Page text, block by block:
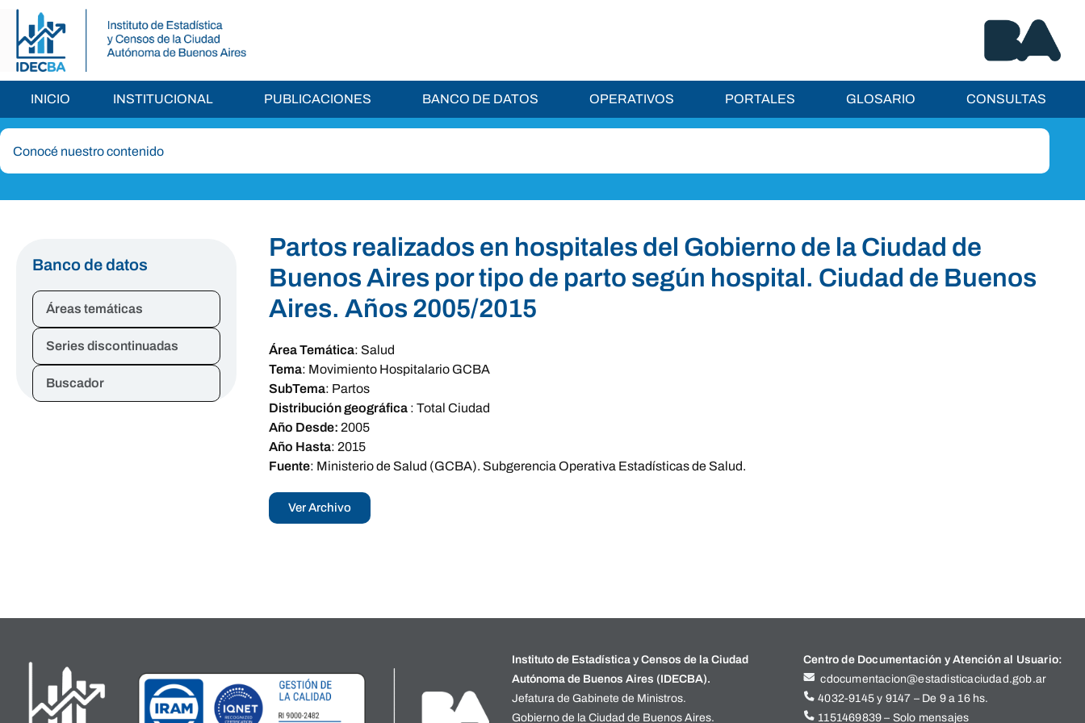
INICIO INSTITUCIONAL PUBLICACIONES BANCO DE DATOS OPERATIVOS PORTALES GLOSARIO CONSULTAS
Banco de datos
Áreas temáticas
Series discontinuadas
Buscador
Partos realizados en hospitales del Gobierno de la Ciudad de
Buenos Aires por tipo de parto según hospital. Ciudad de Buenos
Aires. Años 2005/2015
Área Temática: Salud
Tema: Movimiento Hospitalario GCBA
SubTema: Partos
Distribución geográfica : Total Ciudad
Año Desde: 2005
Año Hasta: 2015
Fuente: Ministerio de Salud (GCBA). Subgerencia Operativa Estadísticas de Salud.
Ver Archivo
Instituto de Estadística y Censos de la Ciudad
Autónoma de Buenos Aires (IDECBA).
Jefatura de Gabinete de Ministros.
Gobierno de la Ciudad de Buenos Aires.
Centro de Documentación y Atención al Usuario:
cdocumentacion@estadisticaciudad.gob.ar
4032-9145 y 9147 – De 9 a 16 hs.
1151469839 – Solo mensajes